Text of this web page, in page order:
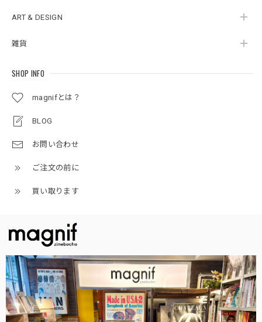
ART & DESIGN
雑貨
SHOP INFO
magnifとは？
BLOG
お問い合わせ
ご注文の前に
買い取ります